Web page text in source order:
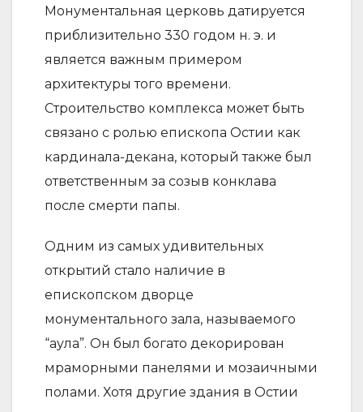
Монументальная церковь датируется
приблизительно 330 годом н. э. и
является важным примером
архитектуры того времени.
Строительство комплекса может быть
связано с ролью епископа Остии как
кардинала-декана, который также был
ответственным за созыв конклава
после смерти папы.
Одним из самых удивительных
открытий стало наличие в
епископском дворце
монументального зала, называемого
“аула”. Он был богато декорирован
мраморными панелями и мозаичными
полами. Хотя другие здания в Остии